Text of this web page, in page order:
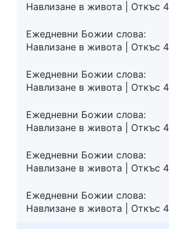
Навлизане в живота | Откъс
Ежедневни Божии слова:
Навлизане в живота | Откъс
Ежедневни Божии слова:
Навлизане в живота | Откъс
Ежедневни Божии слова:
Навлизане в живота | Откъс
Ежедневни Божии слова:
Навлизане в живота | Откъс
Ежедневни Божии слова:
Навлизане в живота | Откъс